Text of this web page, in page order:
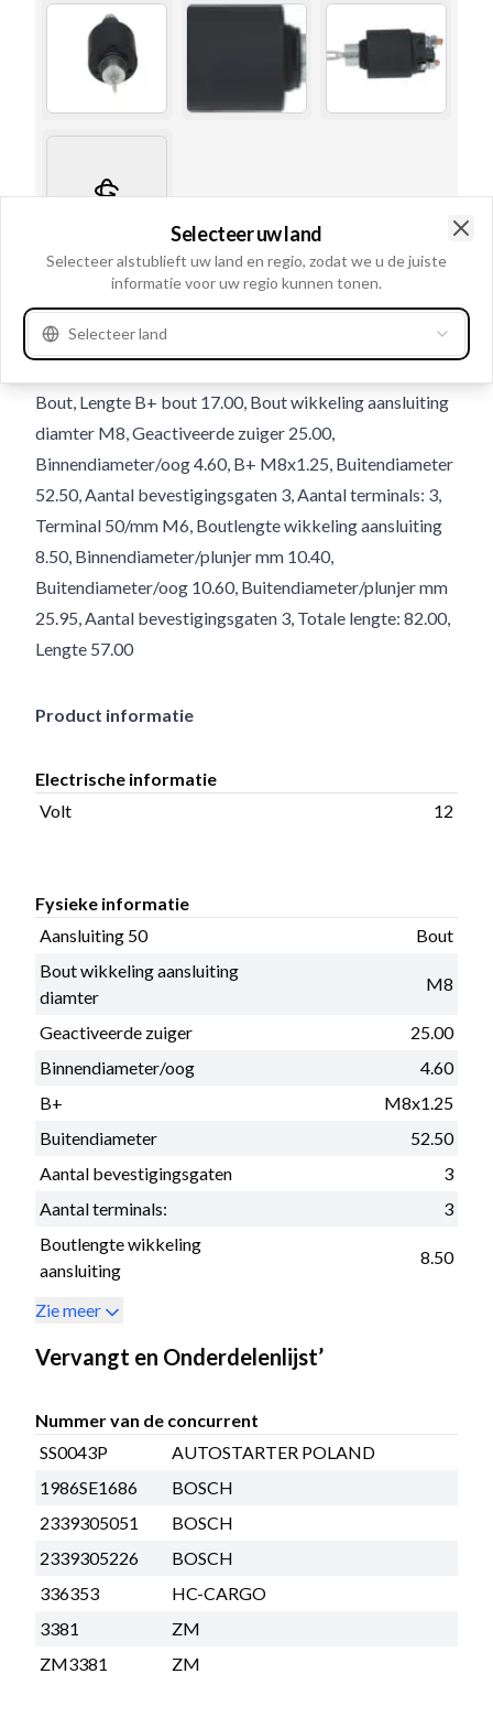
Gebruiksnummer336353
Details en beschrijving
Bout, Lengte B+ bout 17.00, Bout wikkeling aansluiting
diamter M8, Geactiveerde zuiger 25.00,
Binnendiameter/oog 4.60, B+ M8x1.25, Buitendiameter
52.50, Aantal bevestigingsgaten 3, Aantal terminals: 3,
Terminal 50/mm M6, Boutlengte wikkeling aansluiting
8.50, Binnendiameter/plunjer mm 10.40,
Buitendiameter/oog 10.60, Buitendiameter/plunjer mm
25.95, Aantal bevestigingsgaten 3, Totale lengte: 82.00,
Lengte 57.00
Product informatie
Electrische informatie
Volt
12
Fysieke informatie
Aansluiting 50
Bout
Bout wikkeling aansluiting
diamter
M8
Geactiveerde zuiger
25.00
Binnendiameter/oog
4.60
B+
M8x1.25
Buitendiameter
52.50
Aantal bevestigingsgaten
3
Aantal terminals:
3
Boutlengte wikkeling
aansluiting
8.50
Zie meer
Vervangt en Onderdelenlijst’
Nummer van de concurrent
SS0043P
AUTOSTARTER POLAND
1986SE1686
BOSCH
2339305051
BOSCH
2339305226
BOSCH
336353
HC-CARGO
3381
ZM
ZM3381
ZM
Selecteer uw land
Selecteer alstublieft uw land en regio, zodat we u de juiste
informatie voor uw regio kunnen tonen.
Selecteer land